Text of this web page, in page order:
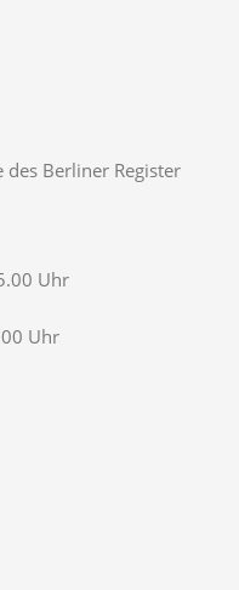
Berliner Register
Uhr
Uhr